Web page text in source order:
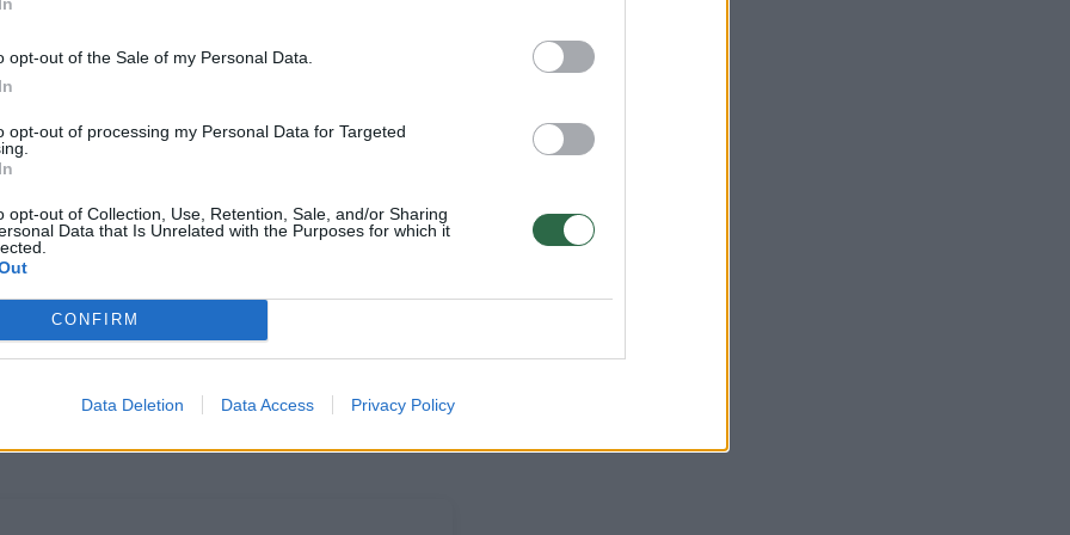
opt-out of the Sale of my Personal Data.
opt-out of processing my Personal Data for Targeted
opt-out of Collection, Use, Retention, Sale, and/or Sharing
Data that Is Unrelated with the Purposes for which it
CONFIRM
Data Deletion Data Access Privacy Policy
kuriuos reikia suvaldyti, yra labai
užmokesčio augimas yra dar
lauke ir natūralu, kad kai kurioms
– pridūrė I. Genytė-Pikčienė.
Trišalė taryba nepasiekė
turėtų būti MMA dydis.
663 eurus iki mokesčių siekiantį MMA
galimybes kelti MMA vertina